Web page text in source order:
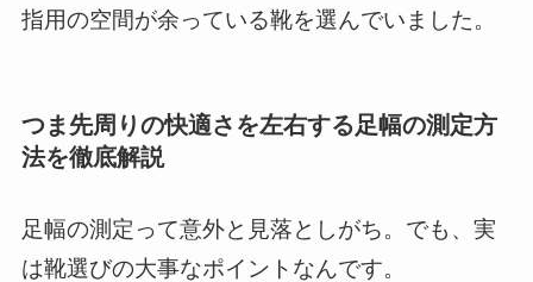
指用の空間が余っている靴を選んでいました。
つま先周りの快適さを左右する足幅の測定方
法を徹底解説
足幅の測定って意外と見落としがち。でも、実
は靴選びの大事なポイントなんです。